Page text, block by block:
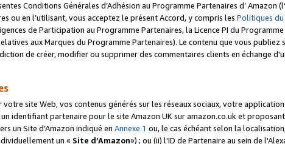
Conditions Générales d’Adhésion au Programme Partenaires d’ Amazon
ou en l’utilisant, vous acceptez le présent Accord, y compris les Politiques
de Participation au Programme Partenaires, la Licence PI du
aux Marques du Programme Partenaires). Le contenu que vous
de créer, modifier ou supprimer des commentaires clients en échange
site Web, vos contenus générés sur les réseaux sociaux, votre
identifiant partenaire pour le site Amazon UK sur amazon.co.uk et
un Site d’Amazon indiqué en Annexe 1 ou, le cas échéant selon la
un « Site d’Amazon») ; ou (ii) l'ID de Partenaire au sein de